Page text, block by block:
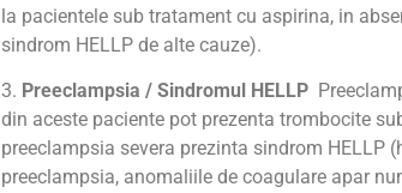
la pacientele sub tratament cu aspirina, in
sindrom HELLP de alte cauze).
3. Preeclampsia / Sindromul HELLP
din aceste paciente pot prezenta trombocite
preeclampsia severa prezinta sindrom HELLP
preeclampsia, anomaliile de coagulare apar